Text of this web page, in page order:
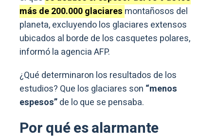
más de 200.000 glaciares montañosos del
planeta, excluyendo los glaciares extensos
ubicados al borde de los casquetes polares,
informó la agencia AFP.
¿Qué determinaron los resultados de los
estudios? Que los glaciares son “menos
espesos”de lo que se pensaba.
Por qué es alarmante